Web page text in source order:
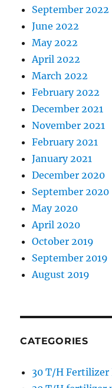
September 2022
June 2022
May 2022
April 2022
March 2022
February 2022
December 2021
November 2021
February 2021
January 2021
December 2020
September 2020
May 2020
April 2020
October 2019
September 2019
August 2019
CATEGORIES
30 T/H Fertilizer